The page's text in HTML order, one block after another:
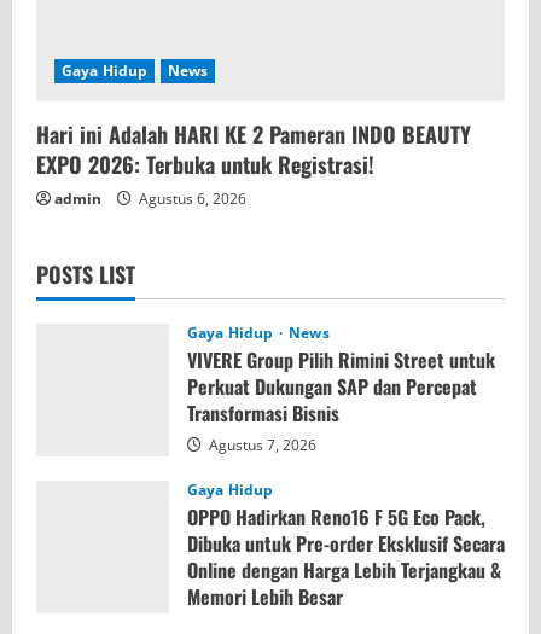
Gaya Hidup News
Hari ini Adalah HARI KE 2 Pameran INDO BEAUTY
EXPO 2026: Terbuka untuk Registrasi!
admin Agustus 6, 2026
POSTS LIST
Gaya Hidup News
VIVERE Group Pilih Rimini Street untuk
Perkuat Dukungan SAP dan Percepat
Transformasi Bisnis
Agustus 7, 2026
Gaya Hidup
OPPO Hadirkan Reno16 F 5G Eco Pack,
Dibuka untuk Pre-order Eksklusif Secara
Online dengan Harga Lebih Terjangkau &
Memori Lebih Besar